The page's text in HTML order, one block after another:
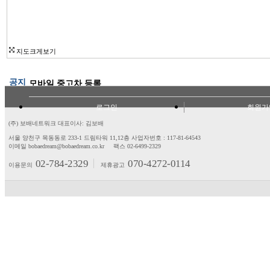
지도크게보기
공지 모바일 중고차 등록
로그인 회원
(주) 보배네트워크 대표이사: 김보배
서울 양천구 목동동로 233-1 드림타워 11,12층 사업자번호 : 117-81-64543
이메일 bobaedream@bobaedream.co.kr
팩스 02-6499-2329
이용문의 02-784-2329 제휴광고 070-4272-0114